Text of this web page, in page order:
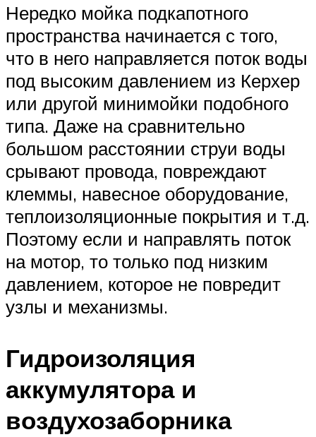
Нередко мойка подкапотного
пространства начинается с того,
что в него направляется поток воды
под высоким давлением из Керхер
или другой минимойки подобного
типа. Даже на сравнительно
большом расстоянии струи воды
срывают провода, повреждают
клеммы, навесное оборудование,
теплоизоляционные покрытия и т.д.
Поэтому если и направлять поток
на мотор, то только под низким
давлением, которое не повредит
узлы и механизмы.
Гидроизоляция
аккумулятора и
воздухозаборника